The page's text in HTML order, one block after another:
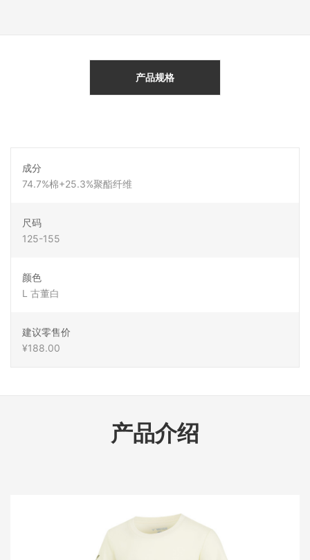
产品规格
成分
74.7%棉+25.3%聚酯纤维
尺码
125-155
颜色
L 古董白
建议零售价
¥188.00
产品介绍